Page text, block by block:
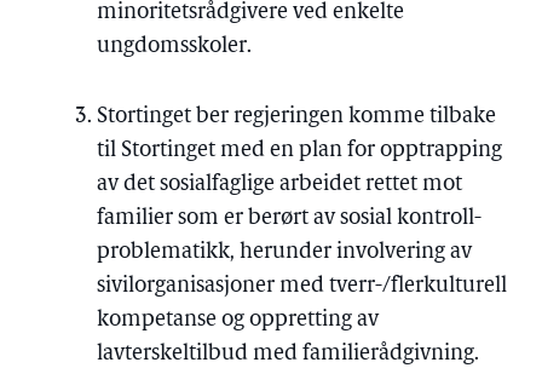
minoritetsrådgivere ved enkelte
ungdomsskoler.
Stortinget ber regjeringen komme tilbake
til Stortinget med en plan for opptrapping
av det sosialfaglige arbeidet rettet mot
familier som er berørt av sosial kontroll-
problematikk, herunder involvering av
sivilorganisasjoner med tverr-/flerkulturell
kompetanse og oppretting av
lavterskeltilbud med familierådgivning.